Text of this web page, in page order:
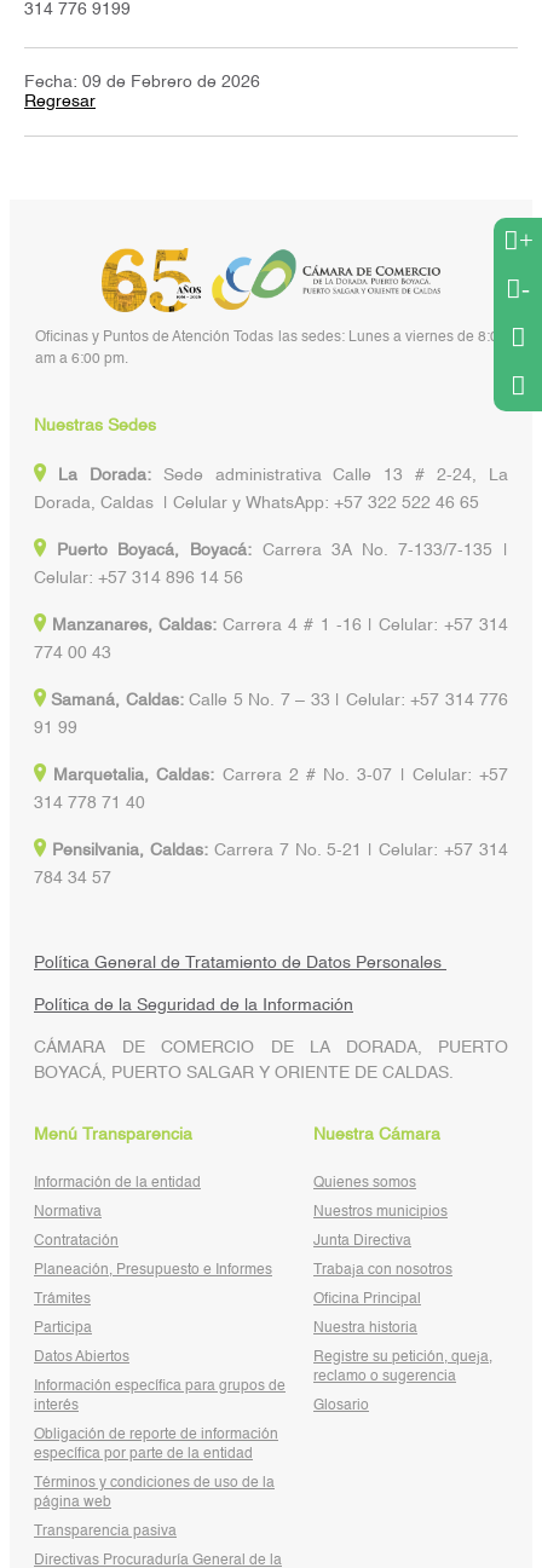
314 776 9199
Fecha: 09 de Febrero de 2026
Regresar
+
-
Oficinas y Puntos de Atención Todas las sedes: Lunes a viernes de 8:00
am a 6:00 pm.
Nuestras Sedes
La Dorada:Sede administrativa Calle 13 # 2-24, La
Dorada, Caldas | Celular y WhatsApp: +57 322 522 46 65
Puerto Boyacá, Boyacá:Carrera 3A No. 7-133/7-135 |
Celular: +57 314 896 14 56
Manzanares, Caldas: Carrera 4 # 1 -16 | Celular: +57 314
774 00 43
Samaná, Caldas:Calle 5 No. 7 – 33 | Celular: +57 314 776
91 99
Marquetalia, Caldas: Carrera 2 # No. 3-07 | Celular: +57
314 778 71 40
Pensilvania, Caldas:Carrera 7 No. 5-21 | Celular: +57 314
784 34 57
Política General de Tratamiento de Datos Personales
Política de la Seguridad de la Información
CÁMARA DE COMERCIO DE LA DORADA, PUERTO
BOYACÁ, PUERTO SALGAR Y ORIENTE DE CALDAS.
Menú Transparencia
Información de la entidad
Normativa
Contratación
Planeación, Presupuesto e Informes
Trámites
Participa
Datos Abiertos
Información específica para grupos de
interés
Obligación de reporte de información
específica por parte de la entidad
Términos y condiciones de uso de la
página web
Transparencia pasiva
Directivas Procuraduría General de la
Nuestra Cámara
Quienes somos
Nuestros municipios
Junta Directiva
Trabaja con nosotros
Oficina Principal
Nuestra historia
Registre su petición, queja,
reclamo o sugerencia
Glosario